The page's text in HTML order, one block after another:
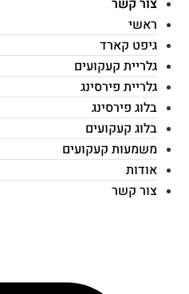
צור קשר
ראשי
גיפט קארד
גלריית קעקועים
גלריית פירסינג
בלוג פירסינג
בלוג קעקועים
משמעות קעקועים
אודות
צור קשר